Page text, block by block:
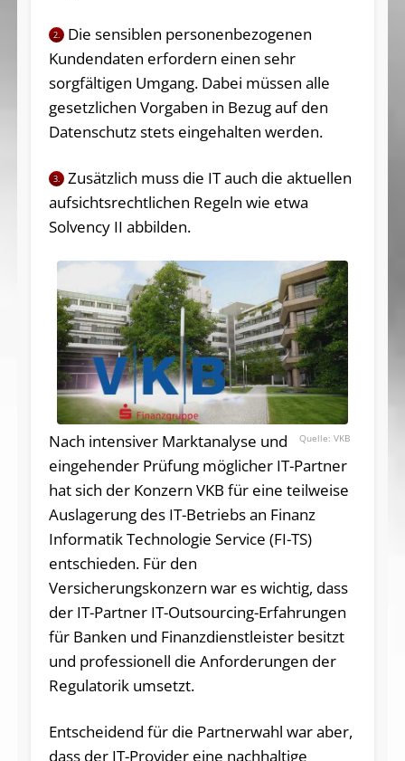
2.
Die sensiblen personenbezogenen
Kundendaten erfordern einen sehr
sorgfältigen Umgang. Dabei müssen alle
gesetzlichen Vorgaben in Bezug auf den
Datenschutz stets eingehalten werden.
3.
Zusätzlich muss die IT auch die aktuellen
aufsichtsrechtlichen Regeln wie etwa
Solvency II abbilden.
VKB
Nach intensiver Marktanalyse und
eingehender Prüfung möglicher IT-Partner
hat sich der Konzern VKB für eine teilweise
Auslagerung des IT-Betriebs an Finanz
Informatik Technologie Service (FI-TS)
entschieden. Für den
Versicherungskonzern war es wichtig, dass
der IT-Partner IT-Outsourcing-Erfahrungen
für Banken und Finanzdienstleister besitzt
und professionell die Anforderungen der
Regulatorik umsetzt.
Entscheidend für die Partnerwahl war aber,
dass der IT-Provider eine nachhaltige